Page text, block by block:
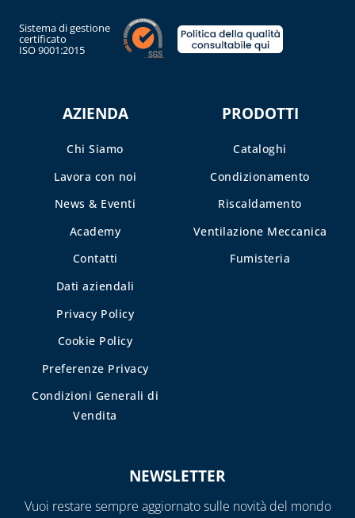
MASSETTI
SIGILLANTI E
TUBI E
GOMMA
SERBATOI E
INTERCETTAZIONE
ED
ELETTROVALVOLE
PER GASOLIO
LIVELLO E
ACCESSORI
LAMPADE,
BRUCIATORI
Sistema di gestione
certificato
ISO 9001:2015
AZIENDA
Chi Siamo
Lavora con noi
News & Eventi
Academy
Contatti
Dati aziendali
Privacy Policy
Cookie Policy
Preferenze Privacy
Condizioni Generali di
Vendita
PRODOTTI
Cataloghi
Condizionamento
Riscaldamento
Ventilazione Meccanica
Fumisteria
NEWSLETTER
Vuoi restare sempre aggiornato sulle novità del mondo